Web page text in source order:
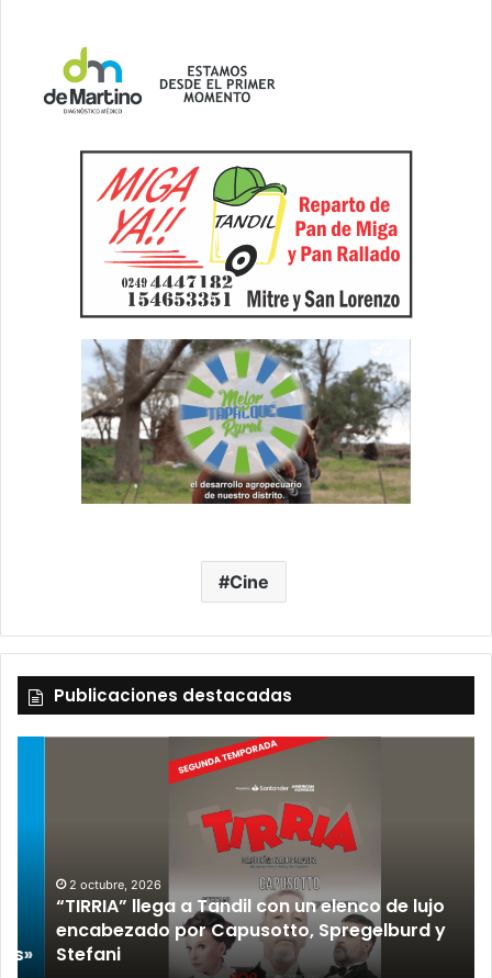
Cine
Publicaciones destacadas
2 octubre, 2026
“TIRRIA” llega a Tandil con un elenco de lujo
encabezado por Capusotto, Spregelburd y
Stefani